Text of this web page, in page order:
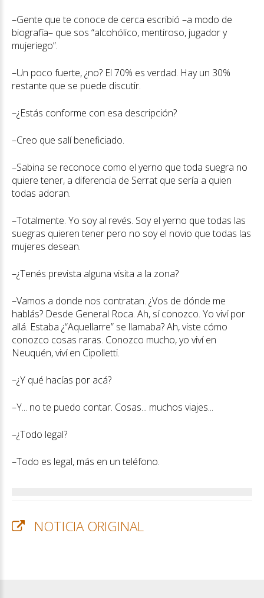
–Gente que te conoce de cerca escribió –a modo de
biografía– que sos “alcohólico, mentiroso, jugador y
mujeriego”.
–Un poco fuerte, ¿no? El 70% es verdad. Hay un 30%
restante que se puede discutir.
–¿Estás conforme con esa descripción?
–Creo que salí beneficiado.
–Sabina se reconoce como el yerno que toda suegra no
quiere tener, a diferencia de Serrat que sería a quien
todas adoran.
–Totalmente. Yo soy al revés. Soy el yerno que todas las
suegras quieren tener pero no soy el novio que todas las
mujeres desean.
–¿Tenés prevista alguna visita a la zona?
–Vamos a donde nos contratan. ¿Vos de dónde me
hablás? Desde General Roca. Ah, sí conozco. Yo viví por
allá. Estaba ¿“Aquellarre” se llamaba? Ah, viste cómo
conozco cosas raras. Conozco mucho, yo viví en
Neuquén, viví en Cipolletti.
–¿Y qué hacías por acá?
–Y... no te puedo contar. Cosas... muchos viajes...
–¿Todo legal?
–Todo es legal, más en un teléfono.
NOTICIA ORIGINAL